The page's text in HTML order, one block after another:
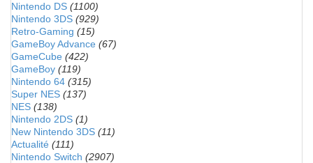
Nintendo DS (1100)
Nintendo 3DS (929)
Retro-Gaming (15)
GameBoy Advance (67)
GameCube (422)
GameBoy (119)
Nintendo 64 (315)
Super NES (137)
NES (138)
Nintendo 2DS (1)
New Nintendo 3DS (11)
Actualité (111)
Nintendo Switch (2907)